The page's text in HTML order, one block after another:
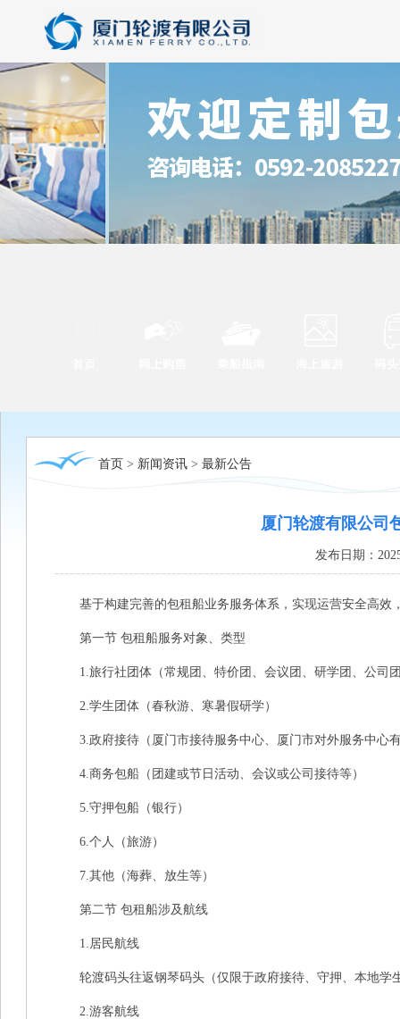
首页 > 新闻资讯 > 最新公告
厦门轮渡有限公司
发布日期：
基于构建完善的包租船业务服务体系，实现运营安全高效
第一节 包租船服务对象、类型
1.旅行社团体（常规团、特价团、会议团、研学团、公司
2.学生团体（春秋游、寒暑假研学）
3.政府接待（厦门市接待服务中心、厦门市对外服务中心
4.商务包船（团建或节日活动、会议或公司接待等）
5.守押包船（银行）
6.个人（旅游）
7.其他（海葬、放生等）
第二节 包租船涉及航线
1.居民航线
轮渡码头往返钢琴码头（仅限于政府接待、守押、本地学
2.游客航线